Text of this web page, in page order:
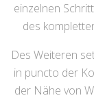
einzelnen
des
Des Weiteren
in puncto der
der Nähe von